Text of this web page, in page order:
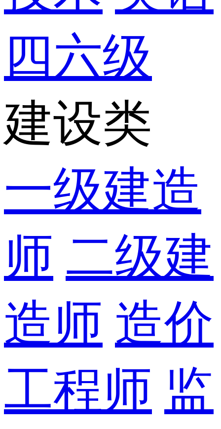
四六级
建设类
一级建造
师 二级建
造师 造价
工程师 监